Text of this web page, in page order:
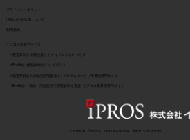
​プライバシーポリシー
​情報の外部伝達について
利用規約
COPYRIGHT © IPROS CORPORATION ALL RIGHTS RESERVED
> 製造業特化の用途別課題解決 | イプロスものづくり業界別専門サイト
> BtoB向け情報検索サイト イプロス
> BtoB向け | 目的・用途起点で課題解決を支援 | イプロス業界別専門サイト
> 製造業向け情報検索サイト イプロスものづくり
イプロス関連サービス